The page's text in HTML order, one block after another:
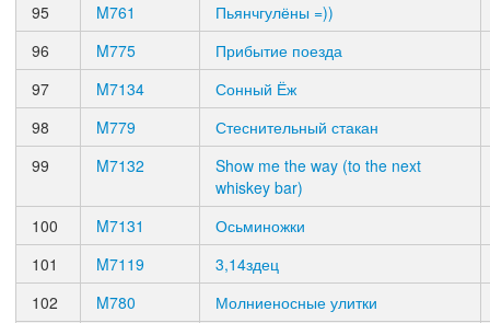
95
M761
Пьянчгулёны =))
96
M775
Прибытие поезда
97
M7134
Сонный Ёж
98
M779
Стеснительный стакан
99
M7132
Show me the way (to the next
whiskey bar)
100
M7131
Осьминожки
101
M7119
3,14здец
102
M780
Молниеносные улитки